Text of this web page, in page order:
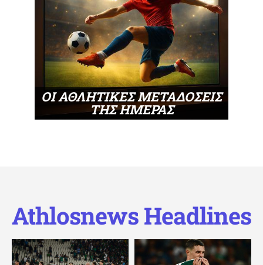
ΟΙ ΑΘΛΗΤΙΚΕΣ ΜΕΤΑΔΟΣΕΙΣ
ΤΗΣ ΗΜΕΡΑΣ
Athlosnews Headlines